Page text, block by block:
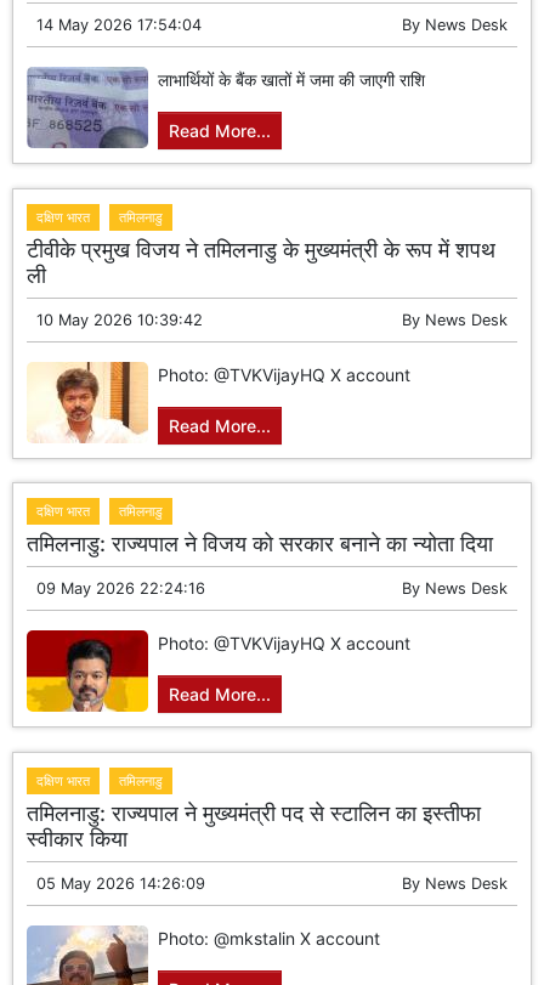
14 May 2026 17:54:04 By News Desk
लाभार्थियों के बैंक खातों में जमा की जाएगी राशि
Read More...
दक्षिण भारत तमिलनाडु
टीवीके प्रमुख विजय ने तमिलनाडु के मुख्यमंत्री के रूप में शपथ
ली
10 May 2026 10:39:42 By News Desk
Photo: @TVKVijayHQ X account
Read More...
दक्षिण भारत तमिलनाडु
तमिलनाडु: राज्यपाल ने विजय को सरकार बनाने का न्योता दिया
09 May 2026 22:24:16 By News Desk
Photo: @TVKVijayHQ X account
Read More...
दक्षिण भारत तमिलनाडु
तमिलनाडु: राज्यपाल ने मुख्यमंत्री पद से स्टालिन का इस्तीफा
स्वीकार किया
05 May 2026 14:26:09 By News Desk
Photo: @mkstalin X account